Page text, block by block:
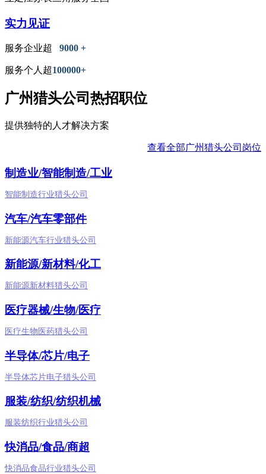
实力见证
服务企业超 9000 +
服务个人超100000+
广州猎头公司热招职位
提供独特的人才解决方案
查看全部广州猎头公司岗位
制造业/智能制造/工业
智能制造行业猎头公司
汽车/汽车零部件
新能源汽车行业猎头公司
新能源/新材料/化工
新能源新材料猎头公司
医疗器械/生物/医疗
医疗生物医药猎头公司
半导体/芯片/电子
半导体芯片电子猎头公司
服装/纺织/纺织机械
服装纺织行业猎头公司
快消品/食品/商超
快消品食品行业猎头公司